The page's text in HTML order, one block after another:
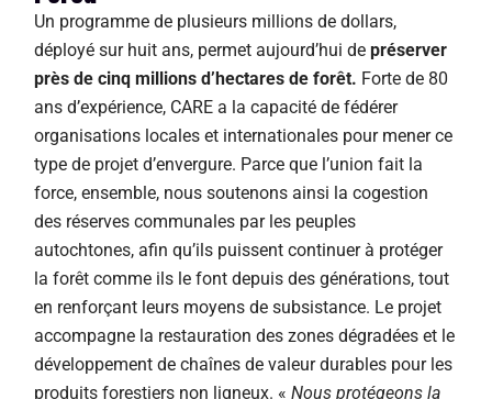
Un programme de plusieurs millions de dollars,
déployé sur huit ans, permet aujourd’hui de préserver
près de cinq millions d’hectares de forêt. Forte de 80
ans d’expérience, CARE a la capacité de fédérer
organisations locales et internationales pour mener ce
type de projet d’envergure. Parce que l’union fait la
force, ensemble, nous soutenons ainsi la cogestion
des réserves communales par les peuples
autochtones, afin qu’ils puissent continuer à protéger
la forêt comme ils le font depuis des générations, tout
en renforçant leurs moyens de subsistance. Le projet
accompagne la restauration des zones dégradées et le
développement de chaînes de valeur durables pour les
produits forestiers non ligneux. « Nous protégeons la